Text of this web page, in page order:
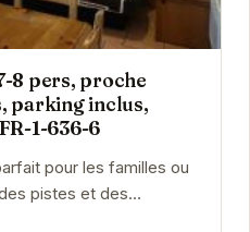
8 pers, proche
parking inclus,
1-636-6
pour les familles ou
pistes et des
facile aux activités